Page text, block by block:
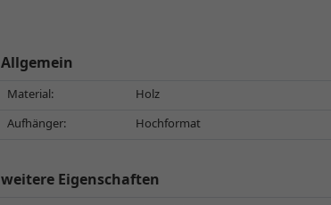
Allgemein
Material:
Holz
Aufhänger:
Hochformat
weitere Eigenschaften